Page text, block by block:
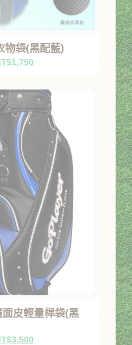
物袋(黑配藍)
：
。
1,750目
格：
NT$1,750。
面皮輕量桿袋(黑
3,500目